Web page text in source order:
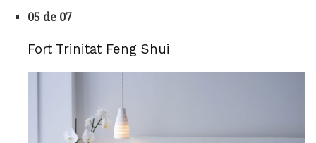
05 de 07
Fort Trinitat Feng Shui